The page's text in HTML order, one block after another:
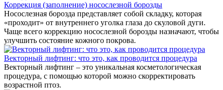
Коррекция (заполнение) носослезной борозды
Носослезная борозда представляет собой складку, которая
«проходит» от внутреннего уголка глаза до скуловой дуги.
Чаще всего коррекцию носослезной борозды назначают, чтобы
улучшить состояние кожного покрова.
Векторный лифтинг: что это, как проводится процедура
Векторный лифтинг – это уникальная косметологическая
процедура, с помощью которой можно скорректировать
возрастной птоз.